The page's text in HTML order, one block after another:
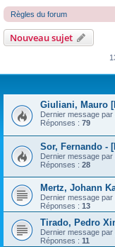
Règles du forum
Nouveau sujet
Giuliani, Mauro
Dernier message par
Réponses : 79
Sor, Fernando -
Dernier message par
Réponses : 28
Mertz, Johann
Dernier message par
Réponses : 13
Tirado, Pedro
Dernier message par
Réponses : 11